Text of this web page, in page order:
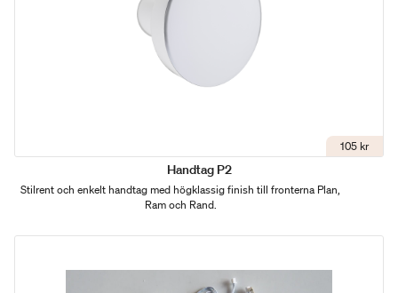
105 kr
Handtag P2
Stilrent och enkelt handtag med högklassig finish till fronterna Plan,
Ram och Rand.